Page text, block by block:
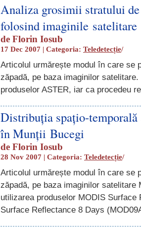
Analiza grosimii stratului
folosind imaginile satelitare
de Florin Iosub
17 Dec 2007 | Categoria: Teledetecție/
Articolul urmărește modul în care se
zăpadă, pe baza imaginilor
produselor ASTER, iar ca procedeu
Distribuția spațio-temporală
în Munții Bucegi
de Florin Iosub
28 Nov 2007 | Categoria: Teledetecție/
Articolul urmărește modul în care se
zăpadă, pe baza imaginilor satelitare
utilizarea produselor MODIS Surface
Surface Reflectance 8 Days